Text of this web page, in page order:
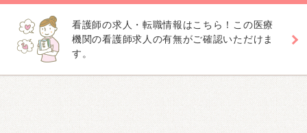
看護師の求人・転職情報はこちら！この医療
機関の看護師求人の有無がご確認いただけま
す。